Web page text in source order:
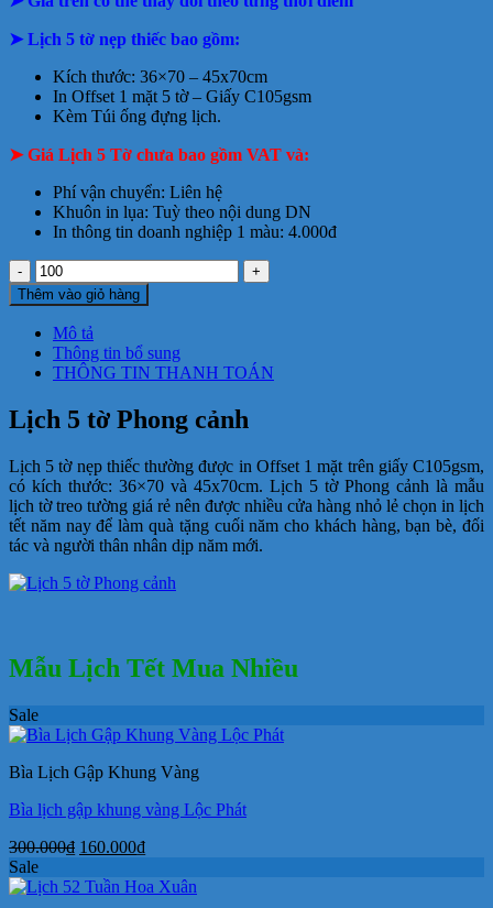
tại
➤ Lịch 5 tờ nẹp thiếc bao gồm:
Kích thước: 36×70 – 45x70cm
In Offset 1 mặt 5 tờ – Giấy C105gsm
Kèm Túi ống đựng lịch.
➤ Giá Lịch 5 Tờ chưa bao gồm VAT và:
Phí vận chuyển: Liên hệ
Khuôn in lụa: Tuỳ theo nội dung DN
In thông tin doanh nghiệp 1 màu: 4.000đ
Lịch
5
tờ
Phong
cảnh
số
lượng
Thêm vào giỏ hàng
Mô tả
Thông tin bổ sung
THÔNG TIN THANH TOÁN
Lịch 5 tờ Phong cảnh
Lịch 5 tờ nẹp thiếc thường được in Offset 1 mặt trên giấy C105gsm,
có kích thước: 36×70 và 45x70cm. Lịch 5 tờ Phong cảnh là mẫu
lịch tờ treo tường giá rẻ nên được nhiều cửa hàng nhỏ lẻ chọn in lịch
tết năm nay để làm quà tặng cuối năm cho khách hàng, bạn bè, đối
tác và người thân nhân dịp năm mới.
Mẫu Lịch Tết Mua Nhiều
Sale
Bìa Lịch Gập Khung Vàng
Bìa lịch gập khung vàng Lộc Phát
300.000₫ Giá
là:
160.000₫Giá
tại
Sale